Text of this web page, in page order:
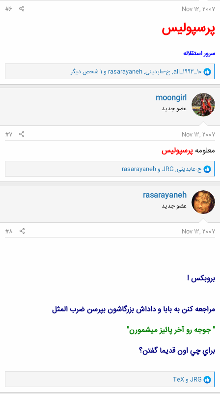
Nov 12, 2007
#6
پرسپوليس
سرور استقلاله
و
ا
ک
ن
ش
ه
ا
ali_1992_10
, ح-عابدینی,
rasarayaneh و 1 شخص دیگر
moongirl
عضو جدید
Nov 12, 2007
#7
معلومه پرسپوليس
و
ا
ک
ن
ش
ه
ا
ح-عابدینی,
JRG و rasarayaneh
rasarayaneh
عضو جدید
Nov 12, 2007
#8
بروبكس !
مراجعه كنن به بابا و داداش بزرگاشون بپرسن ضرب المثل
" جوجه رو آخر پائيز ميشمورن"
براي چي اون قديما گفتن؟
و
ا
JRG وTeX